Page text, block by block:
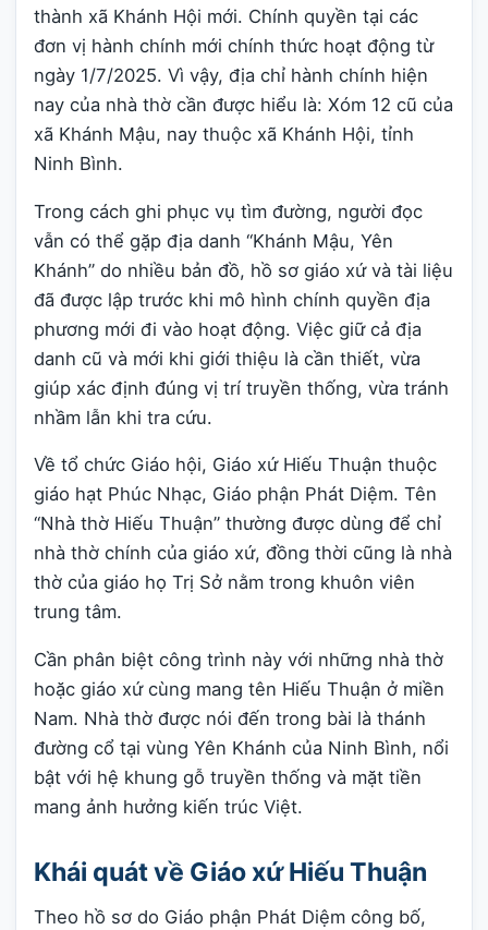
thành xã Khánh Hội mới. Chính quyền tại các
đơn vị hành chính mới chính thức hoạt động từ
ngày 1/7/2025. Vì vậy, địa chỉ hành chính hiện
nay của nhà thờ cần được hiểu là: Xóm 12 cũ của
xã Khánh Mậu, nay thuộc xã Khánh Hội, tỉnh
Ninh Bình.
Trong cách ghi phục vụ tìm đường, người đọc
vẫn có thể gặp địa danh “Khánh Mậu, Yên
Khánh” do nhiều bản đồ, hồ sơ giáo xứ và tài liệu
đã được lập trước khi mô hình chính quyền địa
phương mới đi vào hoạt động. Việc giữ cả địa
danh cũ và mới khi giới thiệu là cần thiết, vừa
giúp xác định đúng vị trí truyền thống, vừa tránh
nhầm lẫn khi tra cứu.
Về tổ chức Giáo hội, Giáo xứ Hiếu Thuận thuộc
giáo hạt Phúc Nhạc, Giáo phận Phát Diệm. Tên
“Nhà thờ Hiếu Thuận” thường được dùng để chỉ
nhà thờ chính của giáo xứ, đồng thời cũng là nhà
thờ của giáo họ Trị Sở nằm trong khuôn viên
trung tâm.
Cần phân biệt công trình này với những nhà thờ
hoặc giáo xứ cùng mang tên Hiếu Thuận ở miền
Nam. Nhà thờ được nói đến trong bài là thánh
đường cổ tại vùng Yên Khánh của Ninh Bình, nổi
bật với hệ khung gỗ truyền thống và mặt tiền
mang ảnh hưởng kiến trúc Việt.
Khái quát về Giáo xứ Hiếu Thuận
Theo hồ sơ do Giáo phận Phát Diệm công bố,